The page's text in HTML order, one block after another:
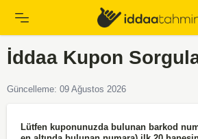
İddaa Kupon
Güncelleme: 09 Ağustos 2026
Lütfen kuponunuzda bulunan barkod